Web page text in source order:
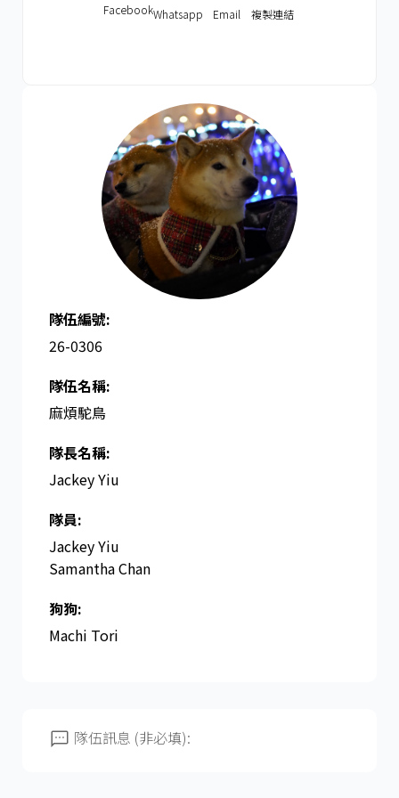
隊伍編號:
26-0306
隊伍名稱:
麻煩駝鳥
隊長名稱​:
Jackey Yiu
隊員:
Jackey Yiu
Samantha Chan
狗狗:
Machi Tori
隊伍訊息 (非必填):
FacebookWhatsapp Email 複製連結​